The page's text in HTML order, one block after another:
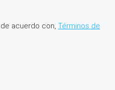
acuerdo con, Términos de